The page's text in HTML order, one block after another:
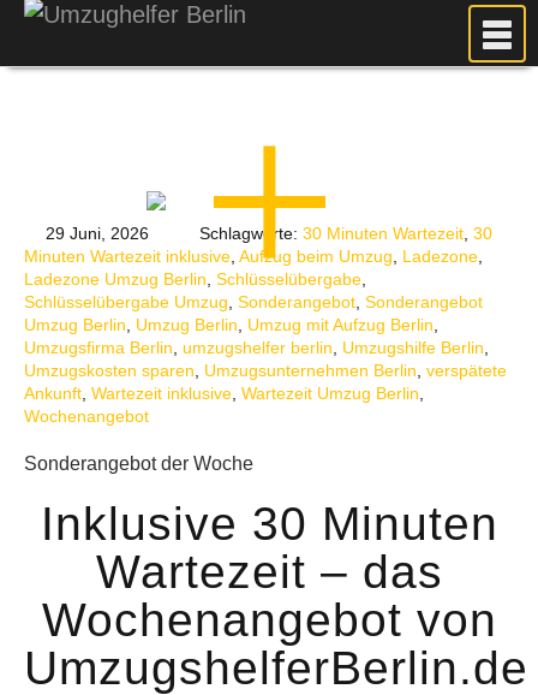
FOTOS
UMZUGSPLANUNG
WEITERE DIENSTLEISTUNGEN
AKTUELLES
BLOG
UMZUGSKOSTEN RECHNER
29 Juni, 2026 Schlagworte: 30 Minuten Wartezeit 30
Minuten Wartezeit inklusive Aufzug beim Umzug Ladezone
Ladezone Umzug Berlin Schlüsselübergabe
Schlüsselübergabe Umzug Sonderangebot Sonderangebot
Umzug Berlin
Umzug Berlin Umzug mit Aufzug Berlin
Umzugsfirma Berlin umzugshelfer berlin Umzugshilfe Berlin
Umzugskosten sparen
Umzugsunternehmen Berlin verspätete
Ankunft Wartezeit inklusive Wartezeit Umzug Berlin
Wochenangebot
Sonderangebot der Woche
Inklusive 30 Minuten
Wartezeit – das
Wochenangebot von
UmzugshelferBerlin.de